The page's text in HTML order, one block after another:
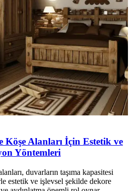
Köşe Alanları İçin Estetik ve
Yöntemleri
duvarların taşıma kapasitesi
estetik ve işlevsel şekilde dekore